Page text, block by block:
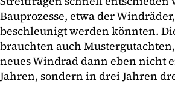
Bauprozesse, etwa der
beschleunigt werden könnten.
brauchten auch
neues Windrad dann eben nicht
Jahren, sondern in drei Jahren